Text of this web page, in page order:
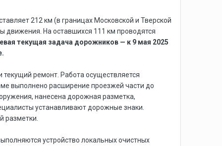
212 км (в границах Московской и Тверской
движения. На оставшихся 111 км проводятся
текущая задача дорожников — к 9 мая 2025
текущий ремонт. Работа осуществляется
выполнено расширение проезжей части до
нанесена дорожная разметка,
устанавливают дорожные знаки.
разметки.
устройство локальных очистных